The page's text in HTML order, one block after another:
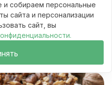
собираем персональные
сайта и персонализации
сайт, вы